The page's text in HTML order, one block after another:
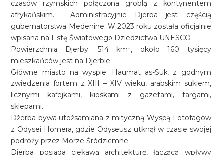
czasów rzymskich połączona groblą z kontynentem
afrykańskim. Administracyjnie Djerba jest częścią
gubernatorstwa Medenine. W 2023 roku została oficjalnie
wpisana na Listę Światowego Dziedzictwa UNESCO
Powierzchnia Djerby: 514 km², około 160 tysięcy
mieszkańców jest na Djerbie.
Główne miasto na wyspie: Haumat as-Suk, z godnym
zwiedzenia fortem z XIII – XIV wieku, arabskim sukiem,
licznymi kafejkami, kioskami z gazetami, targami,
sklepami.
Dżerba bywa utożsamiana z mityczną Wyspą Lotofagów
z Odysei Homera, gdzie Odyseusz utknął w czasie swojej
podróży przez Morze Śródziemne .
Djerba posiada ciekawą architekturę, łączącą wpływy